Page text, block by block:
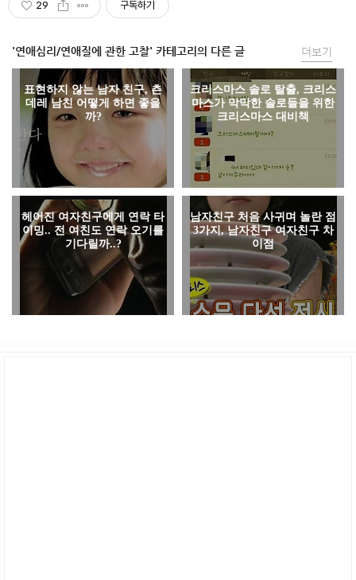
29 구독하기
'연애심리/연애질에 관한 고찰' 카테고리의 다른 글
표현하지 않는 남자 친구, 츤
데레 남친 어떻게 하면 좋을
까?
크리스마스 솔로 탈출, 크리스
마스가 막막한 솔로들을 위한
크리스마스 대비책
헤어진 여자친구에게 연락 타
이밍.. 전 여친도 연락 오기를
기다릴까..?
남자친구 처음 사귀며 놀란 점
3가지, 남자친구 여자친구 차
이점
더보기